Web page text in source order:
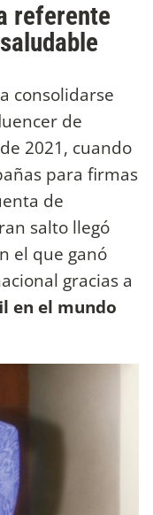
referente
consolidarse
de
2021, cuando
para firmas
de
salto llegó
el que ganó
gracias a
en el mundo